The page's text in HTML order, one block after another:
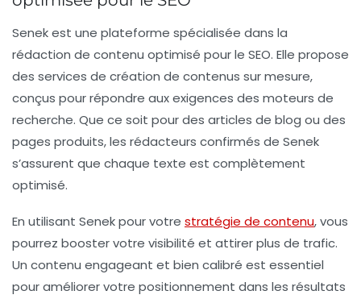
Senekest une plateforme spécialisée dans la
rédaction de contenu optimisé pour le SEO. Elle propose
des services de création de contenus sur mesure,
conçus pour répondre aux exigences des moteurs de
recherche. Que ce soit pour des articles de blog ou des
pages produits, les rédacteurs confirmés de Senek
s’assurent que chaque texte est complètement
optimisé.
En utilisant Senek pour votre stratégie de contenu, vous
pourrez booster votre visibilité et attirer plus de trafic.
Un contenu engageant et bien calibré est essentiel
pour améliorer votre positionnement dans les résultats